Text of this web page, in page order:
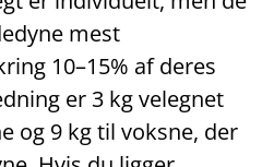
mest
10–15% af deres
er 3 kg velegnet
og 9 kg til voksne, der